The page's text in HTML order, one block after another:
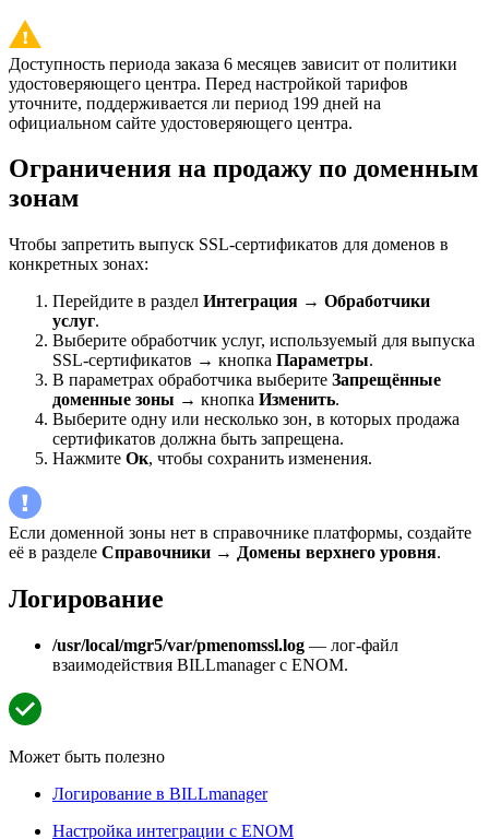
Доступность периода заказа 6 месяцев зависит от политики
удостоверяющего центра. Перед настройкой тарифов
уточните, поддерживается ли период 199 дней на
официальном сайте удостоверяющего центра.
Ограничения на продажу по доменным
зонам
Чтобы запретить выпуск SSL-сертификатов для доменов в
конкретных зонах:
Перейдите в раздел Интеграция → Обработчики
услуг.
Выберите обработчик услуг, используемый для выпуска
SSL-сертификатов → кнопка Параметры.
В параметрах обработчика выберите Запрещённые
доменные зоны → кнопка Изменить.
Выберите одну или несколько зон, в которых продажа
сертификатов должна быть запрещена.
Нажмите Ок, чтобы сохранить изменения.
Если доменной зоны нет в справочнике платформы, создайте
её в разделе Справочники → Домены верхнего уровня.
Логирование
/usr/local/mgr5/var/pmenomssl.log — лог-файл
взаимодействия BILLmanager с ENOM.
Может быть полезно
Логирование в BILLmanager
Настройка интеграции с ENOM